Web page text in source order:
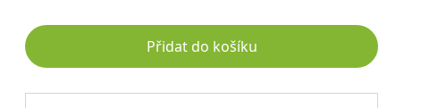
Přidat do košíku